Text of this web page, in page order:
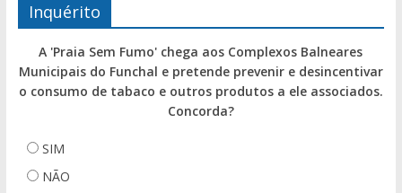
Inquérito
A 'Praia Sem Fumo' chega aos Complexos Balneares
Municipais do Funchal e pretende prevenir e desincentivar
o consumo de tabaco e outros produtos a ele associados.
Concorda?
SIM
NÃO